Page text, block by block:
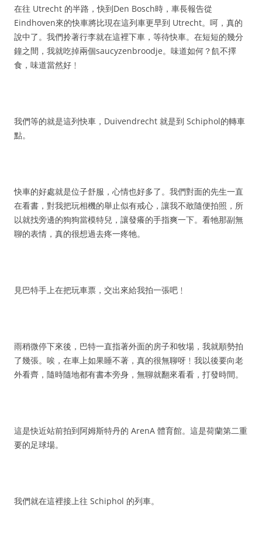
在往 Utrecht 的半路，快到Den Bosch時，車長報告從
Eindhoven來的快車將比現在這列車更早到 Utrecht。呵，真的
說中了。我們拎著行李就在這裡下車，等待快車。在短短的幾分
鐘之間，我就吃掉兩個saucyzenbroodje。味道如何？飢不擇
食，味道當然好﹗
我們等的就是這列快車，Duivendrecht 就是到 Schiphol的轉車
點。
快車的好處就是位子舒服，心情也好多了。我們對面的先生一直
在看書，對我把玩相機的舉止似有戒心，讓我不敢隨便拍照，所
以就找旁邊的狗狗當模特兒，讓發癢的手指爽一下。看牠那副無
聊的表情，真的很想過去疼一疼牠。
見巴特手上在把玩車票，交出來給我拍一張吧﹗
雨稍微停下來後，巴特一直指著外面的房子和牧場，我就順勢拍
了幾張。唉，在車上如果睡不著，真的很無聊呀﹗我以後要向老
外看齊，隨時隨地都有書本旁身，無聊就翻來看看，打發時間。
這是快近站前拍到阿姆斯特丹的 ArenA 體育館。這是荷蘭第二重
要的足球場。
我們就在這裡接上往 Schiphol 的列車。